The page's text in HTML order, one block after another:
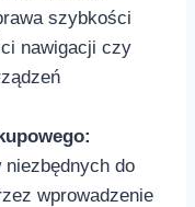
szybkości
nawigacji czy⁤
do
wprowadzenie